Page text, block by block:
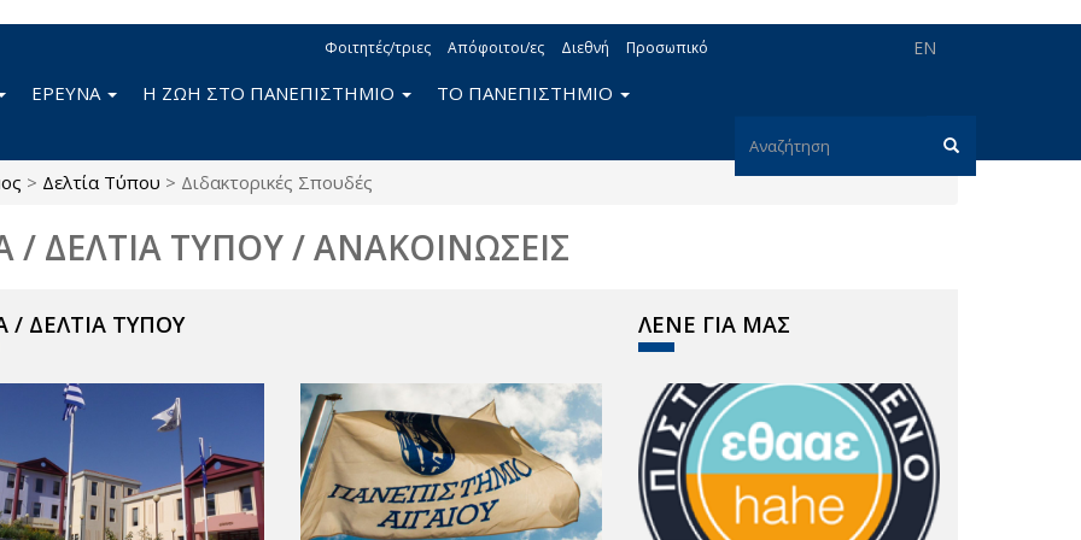
EN
Φοιτητές/τριες Απόφοιτοι/ες Διεθνή Προσωπικό
Φόρμα
ΕΡΕΥΝΑ Η ΖΩΗ ΣΤΟ ΠΑΝΕΠΙΣΤΗΜΙΟ ΤΟ ΠΑΝΕΠΙΣΤΗΜΙΟ
> Δελτία Τύπου > Διδακτορικές Σπουδές
/ ΔΕΛΤΙΑ ΤΥΠΟΥ / ΑΝΑΚΟΙΝΩΣΕΙΣ
/ ΔΕΛΤΙΑ ΤΥΠΟΥ ΛΕΝΕ ΓΙΑ ΜΑΣ